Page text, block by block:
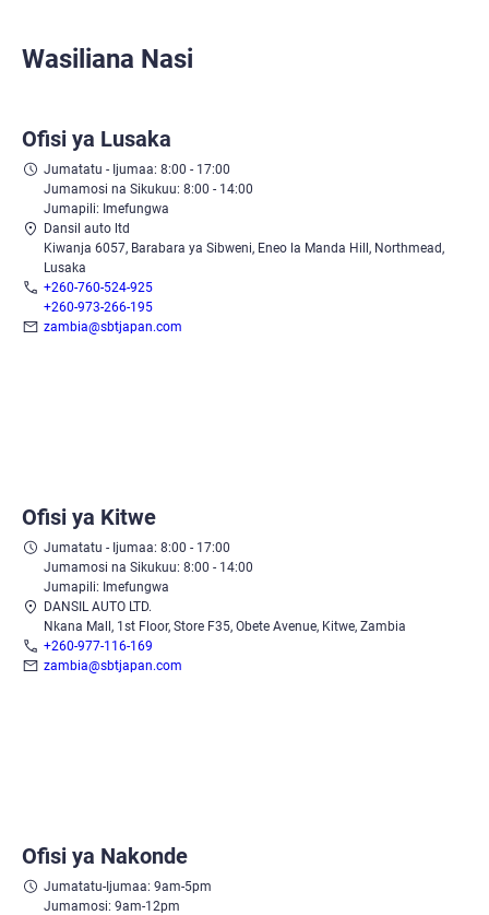
Wasiliana Nasi
Ofisi ya Lusaka
Jumatatu - Ijumaa: 8:00 - 17:00
Jumamosi na Sikukuu: 8:00 - 14:00
Jumapili: Imefungwa
Dansil auto ltd
Kiwanja 6057, Barabara ya Sibweni, Eneo la Manda Hill, Northmead,
Lusaka
+260-760-524-925
+260-973-266-195
zambia@sbtjapan.com
Ofisi ya Kitwe
Jumatatu - Ijumaa: 8:00 - 17:00
Jumamosi na Sikukuu: 8:00 - 14:00
Jumapili: Imefungwa
DANSIL AUTO LTD.
Nkana Mall, 1st Floor, Store F35, Obete Avenue, Kitwe, Zambia
+260-977-116-169
zambia@sbtjapan.com
Ofisi ya Nakonde
Jumatatu-Ijumaa: 9am-5pm
Jumamosi: 9am-12pm